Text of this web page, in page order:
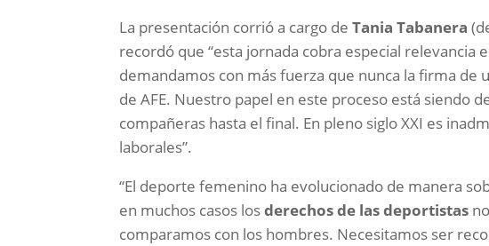
La presentación corrió a cargo deTania Tabanera
recordó que “esta jornada cobra especial relevancia
demandamos con más fuerza que nunca la firma de
de AFE. Nuestro papel en este proceso está siendo
compañeras hasta el final. En pleno siglo XXI es
laborales”.
“El deporte femenino ha evolucionado de manera
en muchos casos losderechos de las deportistas
comparamos con los hombres. Necesitamos ser